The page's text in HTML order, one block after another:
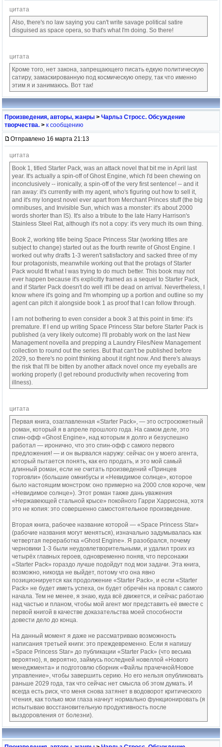
цитата
Also, there's no law saying you can't write savage political satire
disguised as space opera, so that's what I'm doing. So there!
цитата
Кроме того, нет закона, запрещающего писать едкую политическую
сатиру, замаскированную под космическую оперу, так что именно
этим я и занимаюсь. Вот так!
Произведения, авторы, жанры > Чарльз Стросс. Обсуждение
творчества. > к сообщению
Отправлено 16 марта 21:13
цитата
Book 1, titled Starter Pack, was an attack novel that bit me in April last
year. It's actually a spin-off of Ghost Engine, which I'd been chewing on
inconclusively -- ironically, a spin-off of the very first sentence! -- and it
ran away: it's currently with my agent, who's figuring out how to sell it,
and it's my longest novel ever apart from Merchant Princes stuff (the big
omnibuses, and Invisible Sun, which was a monster: it's about 2000
words shorter than IS). It's also a tribute to the late Harry Harrison's
Stainless Steel Rat, although it's not a copy: it's very much its own thing.
Book 2, working title being Space Princess Star (working titles are
subject to change) started out as the fourth rewrite of Ghost Engine. I
worked out why drafts 1-3 weren't satisfactory and sacked three of my
four protagonists, meanwhile working out that the protags of Starter
Pack would fit what I was trying to do much better. This book may not
ever happen because it's explicitly framed as a sequel to Starter Pack,
and if Starter Pack doesn't do well it'll be dead on arrival. Nevertheless, I
know where it's going and I'm whomping up a portion and outline so my
agent can pitch it alongside book 1 as proof that I can follow through.
I am not bothering to even consider a book 3 at this point in time: it's
premature. If I end up writing Space Princess Star before Starter Pack is
published (a very likely outcome) I'll probably work on the last New
Management novella and prepping a Laundry Files/New Management
collection to round out the series. But that can't be published before
2029, so there's no point thinking about it right now. And there's always
the risk that I'll be bitten by another attack novel once my eyeballs are
working properly (I get rebound productivity when recovering from
illness).
цитата
Первая книга, озаглавленная «Starter Pack», — это остросюжетный
роман, который я в апреле прошлого года. На самом деле, это
спин-офф «Ghost Engine», над которым я долго и безуспешно
работал — иронично, что это спин-офф с самого первого
предложения! — и он вырвался наружу: сейчас он у моего агента,
который пытается понять, как его продать, и это мой самый
длинный роман, если не считать произведений «Принцев
торговли» (большие омнибусы и «Невидимое солнце», которое
было настоящим монстром: оно примерно на 2000 слов короче, чем
«Невидимое солнце»). Этот роман также дань уважения
«Нержавеющей стальной крысе» покойного Гарри Харрисона, хотя
это не копия: это совершенно самостоятельное произведение.
Вторая книга, рабочее название которой — «Space Princess Star»
(рабочие названия могут меняться), изначально задумывалась как
четвертая переработка «Ghost Engine». Я разобрался, почему
черновики 1-3 были неудовлетворительными, и удалил троих из
четырёх главных героев, одновременно поняв, что персонажи
«Starter Pack» гораздо лучше подойдут под мои задачи. Эта книга,
возможно, никогда не выйдет, потому что она явно
позиционируется как продолжение «Starter Pack», и если «Starter
Pack» не будет иметь успеха, он будет обречён на провал с самого
начала. Тем не менее, я знаю, куда всё движется, и сейчас работаю
над частью и планом, чтобы мой агент мог представить её вместе с
первой книгой в качестве доказательства моей способности
довести дело до конца.
На данный момент я даже не рассматриваю возможность
написания третьей книги: это преждевременно. Если я напишу
«Space Princess Star» до публикации «Starter Pack» (что весьма
вероятно), я, вероятно, займусь последней новеллой «Нового
менеджмента» и подготовлю сборник «Файлы прачечной/Новое
управление», чтобы завершить серию. Но его нельзя опубликовать
раньше 2029 года, так что сейчас нет смысла об этом думать. И
всегда есть риск, что меня снова затянет в водоворот критического
чтения, как только мои глаза начнут нормально функционировать (я
испытываю восстановительную продуктивность после
выздоровления от болезни).